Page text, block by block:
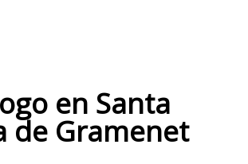
en Santa
de Gramenet